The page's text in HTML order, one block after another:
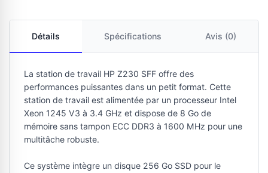
Détails Spécifications Avis (0)
La station de travail HP Z230 SFF offre des
performances puissantes dans un petit format. Cette
station de travail est alimentée par un processeur Intel
Xeon 1245 V3 à 3.4 GHz et dispose de 8 Go de
mémoire sans tampon ECC DDR3 à 1600 MHz pour une
multitâche robuste.
Ce système intègre un disque 256 Go SSD pour le